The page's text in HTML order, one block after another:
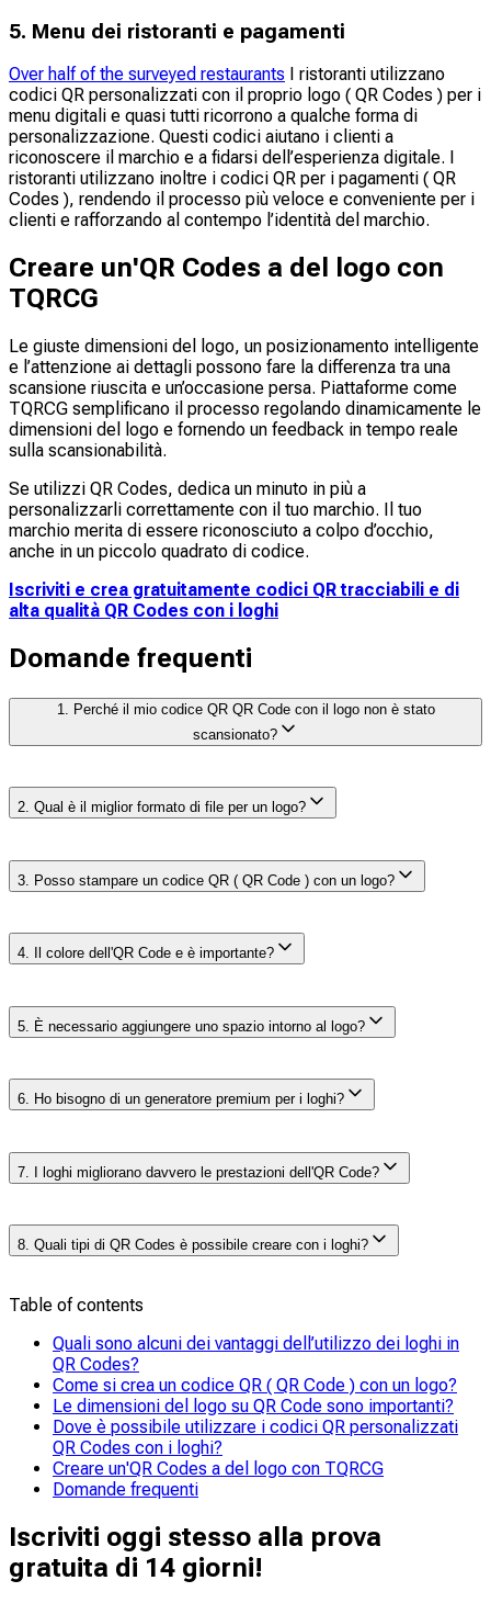
5. Menu dei ristoranti e pagamenti
Over half of the surveyed restaurants I ristoranti utilizzano
codici QR personalizzati con il proprio logo ( QR Codes ) per i
menu digitali e quasi tutti ricorrono a qualche forma di
personalizzazione. Questi codici aiutano i clienti a
riconoscere il marchio e a fidarsi dell’esperienza digitale. I
ristoranti utilizzano inoltre i codici QR per i pagamenti ( QR
Codes ), rendendo il processo più veloce e conveniente per i
clienti e rafforzando al contempo l’identità del marchio.
Creare un'QR Codes a del logo con
TQRCG
Le giuste dimensioni del logo, un posizionamento intelligente
e l’attenzione ai dettagli possono fare la differenza tra una
scansione riuscita e un’occasione persa. Piattaforme come
TQRCG semplificano il processo regolando dinamicamente le
dimensioni del logo e fornendo un feedback in tempo reale
sulla scansionabilità.
Se utilizzi QR Codes, dedica un minuto in più a
personalizzarli correttamente con il tuo marchio. Il tuo
marchio merita di essere riconosciuto a colpo d’occhio,
anche in un piccolo quadrato di codice.
Iscriviti e crea gratuitamente codici QR tracciabili e di
alta qualità QR Codes con i loghi
Domande frequenti
1. Perché il mio codice QR QR Code con il logo non è stato
scansionato?
È possibile che il logo abbia coperto una porzione
troppo ampia del codice o che il contrasto non sia stato
verificare la qualità di scansione prima della
pubblicazione.
2. Qual è il miglior formato di file per un logo?
I formati PNG e SVG garantiscono una qualità nitida. Il
formato JPG è utilizzabile, ma meno indicato per il
3. Posso stampare un codice QR ( QR Code ) con un logo?
Certamente. Assicurati solo che la risoluzione di stampa
sia di 300 DPI o superiore.
4. Il colore dell'QR Code e è importante?
Sì. Utilizzare colori ad alto contrasto per garantire la
leggibilità. Evitare combinazioni di colori chiari su
5. È necessario aggiungere uno spazio intorno al logo?
Sì. Lo spazio libero garantisce che il logo non
interferisca con la struttura dell’ QR Code.
6. Ho bisogno di un generatore premium per i loghi?
Molti strumenti gratuiti offrono il supporto per i loghi, ma
gli strumenti premium come TQRCG forniscono
scansione in tempo reale e l’ottimizzazione automatica.
7. I loghi migliorano davvero le prestazioni dell'QR Code?
Sì, se fatto nel modo giusto. Aggiungere un logo
aumenta le probabilità che qualcuno si fidi e scansioni il
elemento di marca riconoscibile come un logo è spesso
il fattore decisivo che determina se il codice verrà
scansionato o ignorato. Inoltre, aiuta a fissarlo nella
memoria.
8. Quali tipi di QR Codes è possibile creare con i loghi?
Esistono due tipi di QR Codes in cui è possibile inserire
a.Statici QR Codes: una volta creati, i contenuti sono
bloccati. Questi QR Codes sono in genere adatti per
URL permanenti o materiali stampati.
b.Dinamici QR Codes: i contenuti possono essere
aggiornati in un secondo momento in base alle
esigenze. Questi QR Codes sono ideali per campagne,
test A/B e analisi dei dati.
Table of contents
Quali sono alcuni dei vantaggi dell’utilizzo dei loghi in
QR Codes?
Come si crea un codice QR ( QR Code ) con un logo?
Le dimensioni del logo su QR Code sono importanti?
Dove è possibile utilizzare i codici QR personalizzati
QR Codes con i loghi?
Creare un'QR Codes a del logo con TQRCG
Domande frequenti
Iscriviti oggi stesso alla prova
gratuita di 14 giorni!